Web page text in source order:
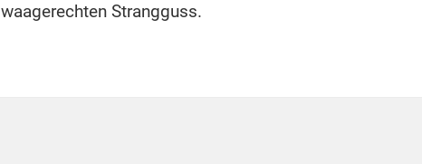
waagerechten Strangguss.